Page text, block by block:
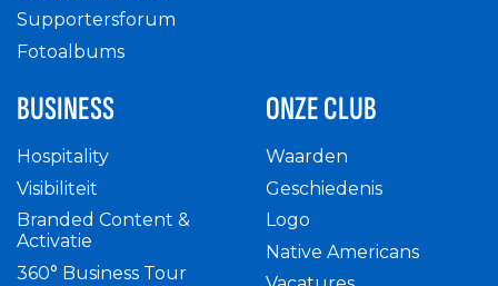
Supportersforum
Fotoalbums
BUSINESS
Hospitality
Visibiliteit
Branded Content &
Activatie
360° Business Tour
ONZE CLUB
Waarden
Geschiedenis
Logo
Native Americans